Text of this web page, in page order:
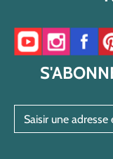
Accéder à notre
Accéder à